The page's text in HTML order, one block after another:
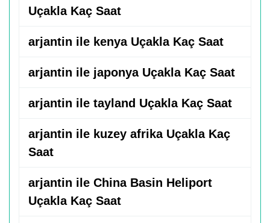
Uçakla Kaç Saat
arjantin ile kenya Uçakla Kaç Saat
arjantin ile japonya Uçakla Kaç Saat
arjantin ile tayland Uçakla Kaç Saat
arjantin ile kuzey afrika Uçakla Kaç
Saat
arjantin ile China Basin Heliport
Uçakla Kaç Saat